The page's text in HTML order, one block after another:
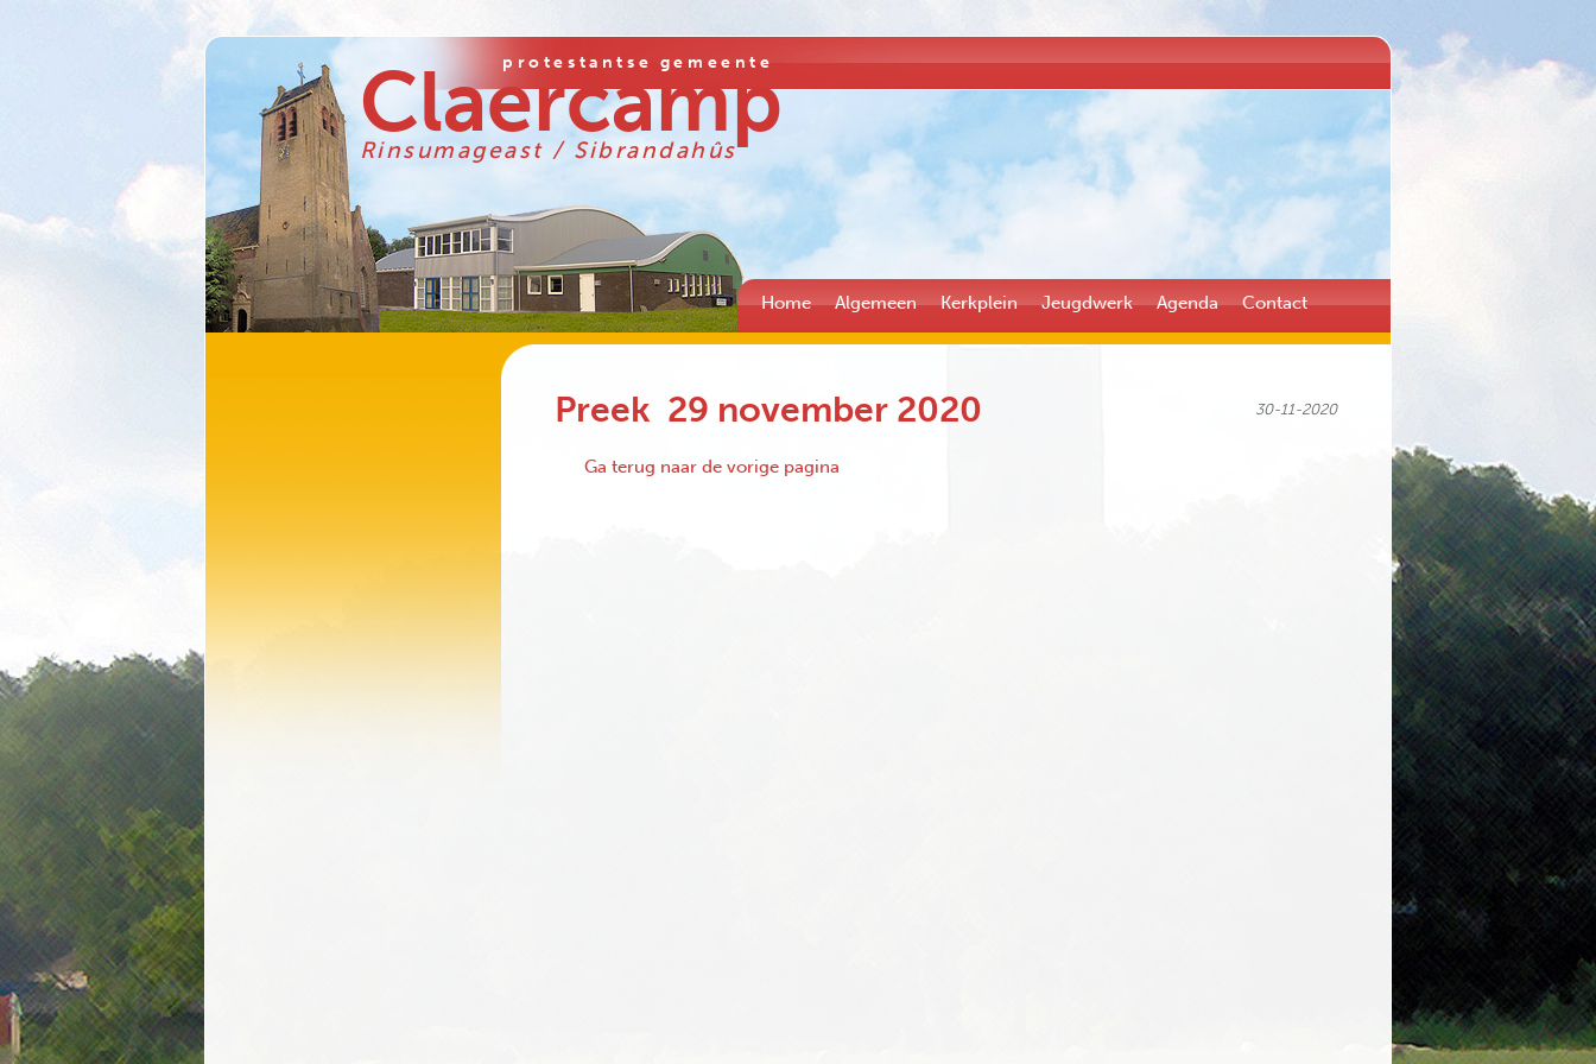
protestantse gemeente
Claercamp
Rinsumageast / Sibrandahûs
Home Algemeen Kerkplein Jeugdwerk Agenda Contact
30-11-2020
Preek 29 november 2020
Ga terug naar de vorige pagina